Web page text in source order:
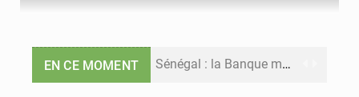
EN CE MOMENT Sénégal : la Banque mondiale annonce un financement de 340 milliards FCFA pour soutenir les priorités de la Vision Sénégal 2050